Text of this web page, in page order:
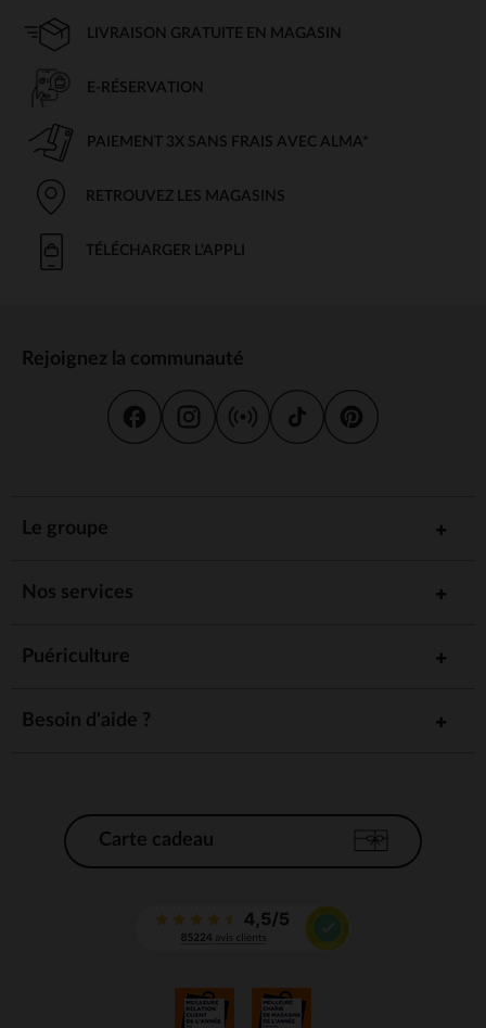
LIVRAISON GRATUITE EN MAGASIN
E-RÉSERVATION
PAIEMENT 3X SANS FRAIS AVEC ALMA*
RETROUVEZ LES MAGASINS
TÉLÉCHARGER L'APPLI
Rejoignez la communauté
Le groupe
Nos services
Puériculture
Besoin d'aide ?
Carte cadeau